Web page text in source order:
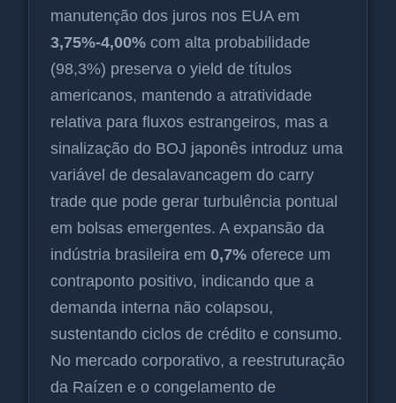
manutenção dos juros nos EUA em
3,75%-4,00% com alta probabilidade
(98,3%) preserva o yield de títulos
americanos, mantendo a atratividade
relativa para fluxos estrangeiros, mas a
sinalização do BOJ japonês introduz uma
variável de desalavancagem do carry
trade que pode gerar turbulência pontual
em bolsas emergentes. A expansão da
indústria brasileira em 0,7% oferece um
contraponto positivo, indicando que a
demanda interna não colapsou,
sustentando ciclos de crédito e consumo.
No mercado corporativo, a reestruturação
da Raízen e o congelamento de